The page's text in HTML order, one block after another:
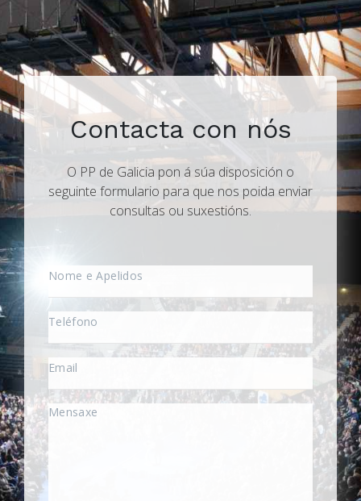
Contacta con nós
O PP de Galicia pon á súa disposición o
seguinte formulario para que nos poida enviar
consultas ou suxestións.